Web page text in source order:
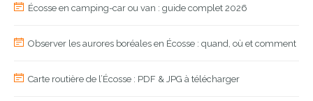
Écosse en camping-car ou van : guide complet 2026
Observer les aurores boréales en Écosse : quand, où et comment
Carte routière de l’Écosse : PDF & JPG à télécharger